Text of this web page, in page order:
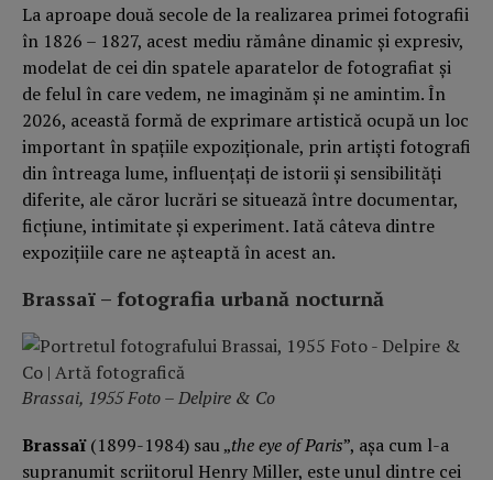
La aproape două secole de la realizarea primei fotografii
în 1826 – 1827, acest mediu rămâne dinamic și expresiv,
modelat de cei din spatele aparatelor de fotografiat și
de felul în care vedem, ne imaginăm și ne amintim. În
2026, această formă de exprimare artistică ocupă un loc
important în spațiile expoziționale, prin artiști fotografi
din întreaga lume, influențați de istorii și sensibilități
diferite, ale căror lucrări se situează între documentar,
ficțiune, intimitate și experiment. Iată câteva dintre
expozițiile care ne așteaptă în acest an.
Brassaï – fotografia urbană nocturnă
Brassai, 1955 Foto – Delpire & Co
Brassaï(1899-1984) sau „the eye of Paris”, așa cum l-a
supranumit scriitorul Henry Miller, este unul dintre cei